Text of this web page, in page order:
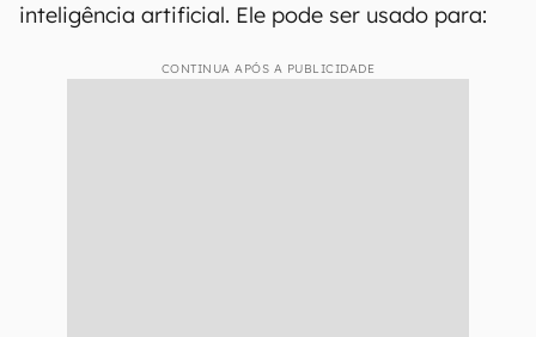
inteligência artificial. Ele pode ser usado para:
CONTINUA APÓS A PUBLICIDADE